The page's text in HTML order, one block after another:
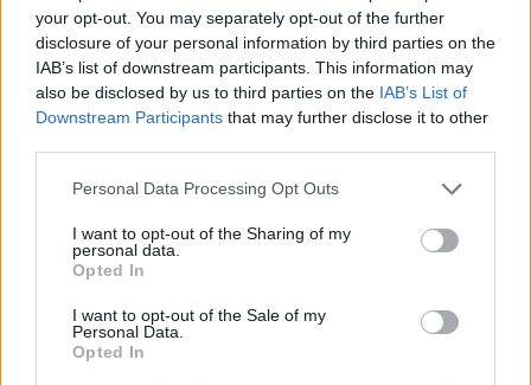
your opt-out. You may separately opt-out of the further
disclosure of your personal information by third parties on the
IAB’s list of downstream participants. This information may
also be disclosed by us to third parties on the IAB’s List of
Downstream Participants that may further disclose it to other
Personal Data Processing Opt Outs
I want to opt-out of the Sharing of my
personal data.
Opted In
I want to opt-out of the Sale of my
Personal Data.
Opted In